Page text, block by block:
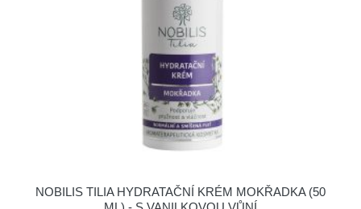
NOBILIS TILIA HYDRATAČNÍ KRÉM MOKŘADKA (50